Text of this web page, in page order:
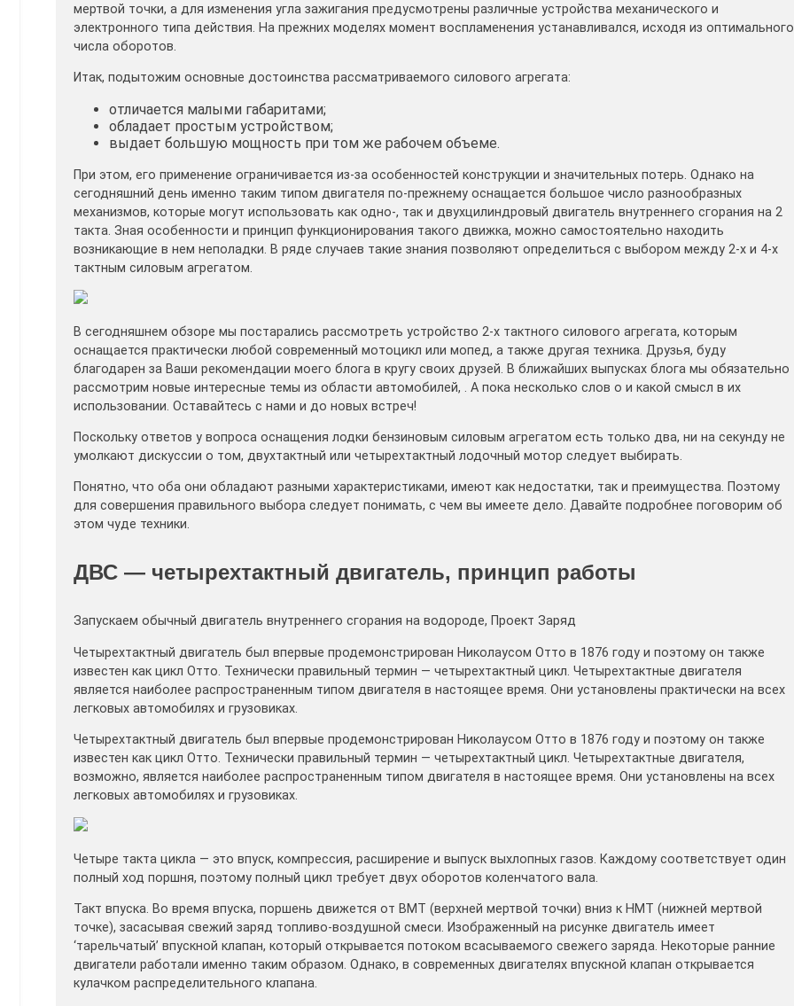
мертвой точки, а для изменения угла зажигания предусмотрены различные устройства механического и
электронного типа действия. На прежних моделях момент воспламенения устанавливался, исходя из оптимального
числа оборотов.
Итак, подытожим основные достоинства рассматриваемого силового агрегата:
отличается малыми габаритами;
обладает простым устройством;
выдает большую мощность при том же рабочем объеме.
При этом, его применение ограничивается из-за особенностей конструкции и значительных потерь. Однако на
сегодняшний день именно таким типом двигателя по-прежнему оснащается большое число разнообразных
механизмов, которые могут использовать как одно-, так и двухцилиндровый двигатель внутреннего сгорания на 2
такта. Зная особенности и принцип функционирования такого движка, можно самостоятельно находить
возникающие в нем неполадки. В ряде случаев такие знания позволяют определиться с выбором между 2-х и 4-х
тактным силовым агрегатом.
В сегодняшнем обзоре мы постарались рассмотреть устройство 2-х тактного силового агрегата, которым
оснащается практически любой современный мотоцикл или мопед, а также другая техника. Друзья, буду
благодарен за Ваши рекомендации моего блога в кругу своих друзей. В ближайших выпусках блога мы обязательно
рассмотрим новые интересные темы из области автомобилей, . А пока несколько слов о и какой смысл в их
использовании. Оставайтесь с нами и до новых встреч!
Поскольку ответов у вопроса оснащения лодки бензиновым силовым агрегатом есть только два, ни на секунду не
умолкают дискуссии о том, двухтактный или четырехтактный лодочный мотор следует выбирать.
Понятно, что оба они обладают разными характеристиками, имеют как недостатки, так и преимущества. Поэтому
для совершения правильного выбора следует понимать, с чем вы имеете дело. Давайте подробнее поговорим об
этом чуде техники.
ДВС — четырехтактный двигатель, принцип работы
Запускаем обычный двигатель внутреннего сгорания на водороде, Проект Заряд
Четырехтактный двигатель был впервые продемонстрирован Николаусом Отто в 1876 году и поэтому он также
известен как цикл Отто. Технически правильный термин — четырехтактный цикл. Четырехтактные двигателя
является наиболее распространенным типом двигателя в настоящее время. Они установлены практически на всех
легковых автомобилях и грузовиках.
Четырехтактный двигатель был впервые продемонстрирован Николаусом Отто в 1876 году и поэтому он также
известен как цикл Отто. Технически правильный термин — четырехтактный цикл. Четырехтактные двигателя,
возможно, является наиболее распространенным типом двигателя в настоящее время. Они установлены на всех
легковых автомобилях и грузовиках.
Четыре такта цикла — это впуск, компрессия, расширение и выпуск выхлопных газов. Каждому соответствует один
полный ход поршня, поэтому полный цикл требует двух оборотов коленчатого вала.
Такт впуска. Во время впуска, поршень движется от ВМТ (верхней мертвой точки) вниз к НМТ (нижней мертвой
точке), засасывая свежий заряд топливо-воздушной смеси. Изображенный на рисунке двигатель имеет
‘тарельчатый’ впускной клапан, который открывается потоком всасываемого свежего заряда. Некоторые ранние
двигатели работали именно таким образом. Однако, в современных двигателях впускной клапан открывается
кулачком распределительного клапана.